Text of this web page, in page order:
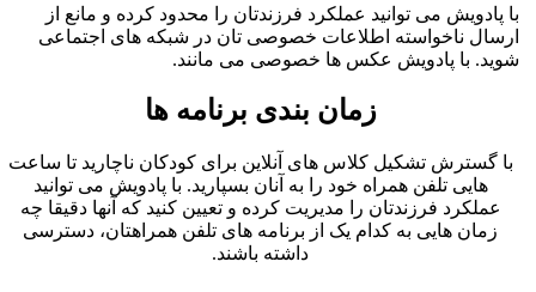
با پادویش می توانید عملکرد فرزندتان را محدود کرده و مانع از
ارسال ناخواسته اطلاعات خصوصی تان در شبکه های اجتماعی
شوید. با پادویش عکس ها خصوصی می مانند.
زمان بندی برنامه ها
با گسترش تشکیل کلاس های آنلاین برای کودکان ناچارید تا ساعت
هایی تلفن همراه خود را به آنان بسپارید. با پادویش می توانید
عملکرد فرزندتان را مدیریت کرده و تعیین کنید که آنها دقیقا چه
زمان هایی به کدام یک از برنامه های تلفن همراهتان، دسترسی
داشته باشند.